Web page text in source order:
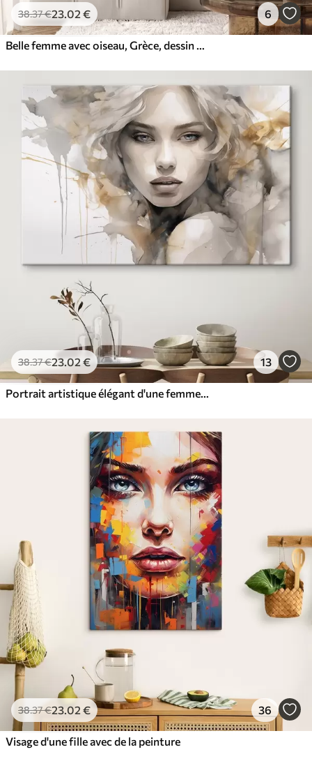
38.37€23.02 € 6
Belle femme avec oiseau, Grèce, dessin acrylique
38.37€23.02€ 13
Portrait artistique élégant d'une femme dans un style aquarelle
38.37€23.02 € 36
Visage d'une fille avec de la peinture